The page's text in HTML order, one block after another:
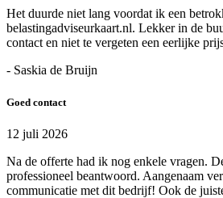
Het duurde niet lang voordat ik een
belastingadviseurkaart.nl. Lekker in de
contact en niet te vergeten een eerlijke
- Saskia de Bruijn
Goed contact
12 juli 2026
Na de offerte had ik nog enkele vragen.
professioneel beantwoord. Aangenaam
communicatie met dit bedrijf! Ook de